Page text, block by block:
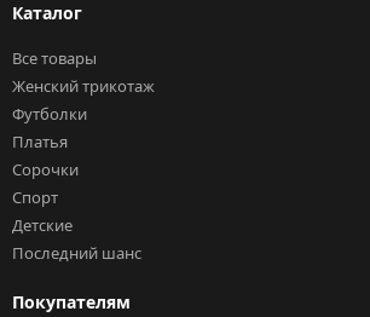
Каталог
Все товары
Женский трикотаж
Футболки
Платья
Сорочки
Спорт
Детские
Последний шанс
Покупателям